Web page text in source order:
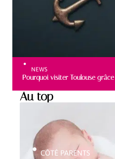
NEWS
Pourquoi visiter Toulouse
Au top
CÔTÉ PARENTS